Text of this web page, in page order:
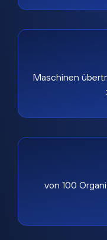
Maschinen
von 100